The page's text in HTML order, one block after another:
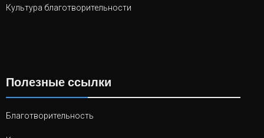
Культура благотворительности
Полезные ссылки
Благотворительность